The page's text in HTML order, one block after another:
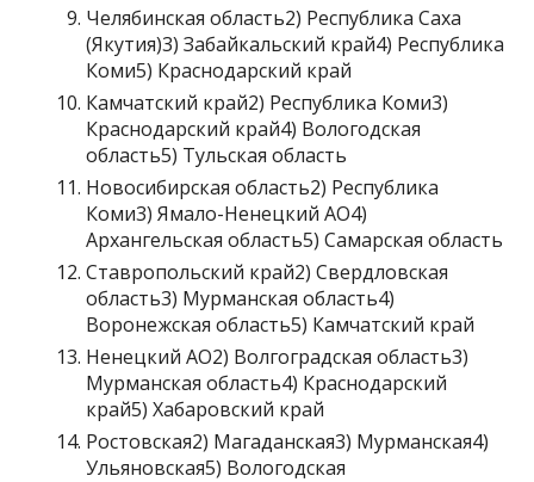
Челябинская область2) Республика Саха
(Якутия)3) Забайкальский край4) Республика
Коми5) Краснодарский край
Камчатский край2) Республика Коми3)
Краснодарский край4) Вологодская
область5) Тульская область
Новосибирская область2) Республика
Коми3) Ямало-Ненецкий АО4)
Архангельская область5) Самарская область
Ставропольский край2) Свердловская
область3) Мурманская область4)
Воронежская область5) Камчатский край
Ненецкий АО2) Волгоградская область3)
Мурманская область4) Краснодарский
край5) Хабаровский край
Ростовская2) Магаданская3) Мурманская4)
Ульяновская5) Вологодская